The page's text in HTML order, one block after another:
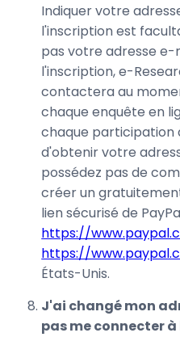
Indiquer votre
l'inscription est
pas votre adresse e-
l'inscription, e-
contactera au
chaque enquête en
chaque participation
d'obtenir votre
possédez pas de
créer un
lien sécurisé de
https://
https://
États-Unis.
J'ai changé mon
pas me connecter